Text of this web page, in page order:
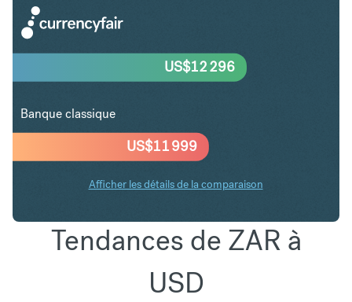
US$11 999
US$12 296
Banque classique
Afficher les détails de la comparaison
Tendances de ZAR à
USD